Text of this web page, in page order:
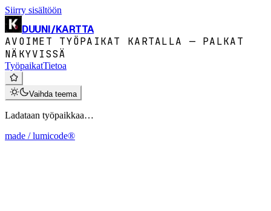
Siirry sisältöön
DUUNI/KARTTA
AVOIMET TYÖPAIKAT KARTALLA — PALKAT
NÄKYVISSÄ
TyöpaikatTietoa
Vaihda teema
Ladataan työpaikkaa…
made / lumicode®